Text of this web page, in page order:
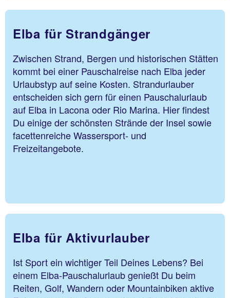
Elba für Strandgänger
Zwischen Strand, Bergen und historischen Stätten
kommt bei einer Pauschalreise nach Elba jeder
Urlaubstyp auf seine Kosten. Strandurlauber
entscheiden sich gern für einen Pauschalurlaub
auf Elba in Lacona oder Rio Marina. Hier findest
Du einige der schönsten Strände der Insel sowie
facettenreiche Wassersport- und
Freizeitangebote.
Elba für Aktivurlauber
Ist Sport ein wichtiger Teil Deines Lebens? Bei
einem Elba-Pauschalurlaub genießt Du beim
Reiten, Golf, Wandern oder Mountainbiken aktive